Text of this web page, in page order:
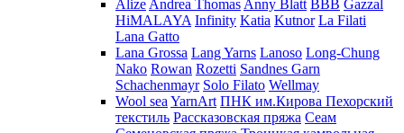
Alize Andrea Thomas Anny Blatt BBB Gazzal
HiMALAYA Infinity Katia Kutnor La Filati
Lana Gatto
Lana Grossa Lang Yarns Lanoso Long-Chung
Nako Rowan Rozetti Sandnes Garn
Schachenmayr Solo Filato Wellmay
Wool sea YarnArt ПНК им.Кирова Пехорский
текстиль Рассказовская пряжа Сеам